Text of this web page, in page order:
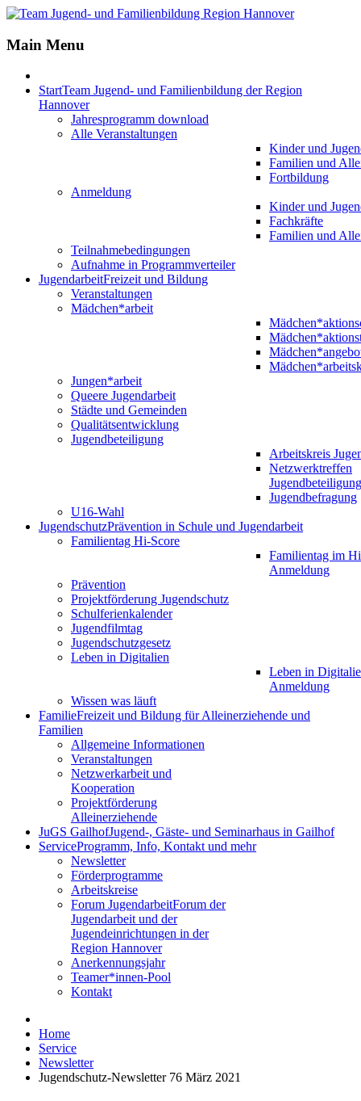
Main Menu
StartTeam Jugend- und Familienbildung der Region
Hannover
Jahresprogramm download
Alle Veranstaltungen
Kinder und
Familien und
Fortbildung
Anmeldung
Kinder und
Fachkräfte
Familien und
Teilnahmebedingungen
Aufnahme in Programmverteiler
JugendarbeitFreizeit und Bildung
Veranstaltungen
Mädchen*arbeit
Jungen*arbeit
Queere Jugendarbeit
Städte und Gemeinden
Qualitätsentwicklung
Jugendbeteiligung
Arbeitskreis
Netzwerktreffen
Jugendbeteiligung
Jugendbefragung
U16-Wahl
JugendschutzPrävention in Schule und Jugendarbeit
Familientag Hi-Score
Familientag im
Anmeldung
Prävention
Projektförderung Jugendschutz
Schulferienkalender
Jugendfilmtag
Jugendschutzgesetz
Leben in Digitalien
Leben in
Anmeldung
Wissen was läuft
FamilieFreizeit und Bildung für Alleinerziehende und
Familien
Allgemeine Informationen
Veranstaltungen
Netzwerkarbeit und
Kooperation
Projektförderung
Alleinerziehende
JuGS GailhofJugend-, Gäste- und Seminarhaus in Gailhof
ServiceProgramm, Info, Kontakt und mehr
Newsletter
Förderprogramme
Arbeitskreise
Forum JugendarbeitForum der
Jugendarbeit und der
Jugendeinrichtungen in der
Region Hannover
Anerkennungsjahr
Teamer*innen-Pool
Kontakt
Home
Service
Newsletter
Jugendschutz-Newsletter 76 März 2021